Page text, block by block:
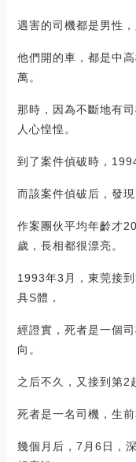
遇害的司機都是男性
他們開的車，都是中
萬。
那時，因為不斷地有
人心惶惶。
到了案件偵破時，
而該案件偵破后，發現
作案團伙平均年齡才
歲，長相都很漂亮。
1993年3月，東莞接
具S體，
經證實，死者是一個
向。
之后不久，又接到第2
死者是一名司機，生
幾個月后，7月6日，